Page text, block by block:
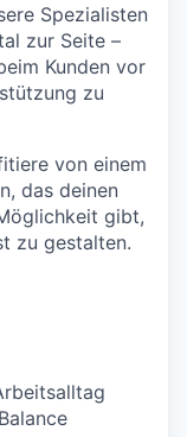
Spezialisten
zur Seite –
Kunden vor
zu
von einem
das deinen
gibt,
zu gestalten.